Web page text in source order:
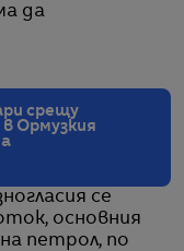
да
срещу
Ормузкия
се
основния
петрол, по